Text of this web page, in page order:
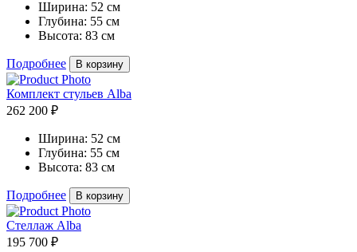
Ширина: 52 см
Глубина: 55 см
Высота: 83 см
Подробнее В корзину
Комплект стульев Alba
262 200 ₽
Ширина: 52 см
Глубина: 55 см
Высота: 83 см
Подробнее В корзину
Стеллаж Alba
195 700 ₽